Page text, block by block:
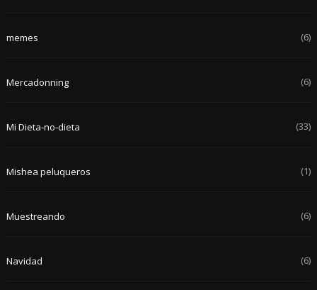
memes (6)
Mercadonning (6)
Mi Dieta-no-dieta (33)
Mishea peluqueros (1)
Muestreando (6)
Navidad (6)